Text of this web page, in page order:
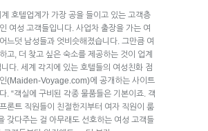
호텔업계가 가장 공을 들이고 있는 고객층
여성 고객들입니다. 사업차 출장을 가는 여
느덧 남성들과 엇비슷해졌습니다. 그만큼 여
고, 더 찾고 싶은 숙소를 제공하는 것이 업계
다. 세계 각지에 있는 호텔들의 여성친화 점
(Maiden-Voyage.com)에 공개하는 사이트
. “객실에 구비된 각종 물품들은 기본이죠. 객
론트 직원들이 친절한지부터 여자 직원이 룸
갖다주는 걸 아무래도 선호하는 여성 고객들